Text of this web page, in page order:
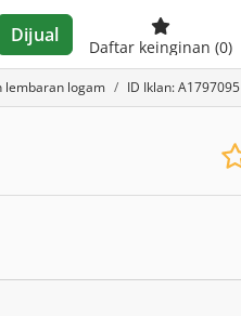
Dijual
Daftar keinginan (0)
lembaran logam ID Iklan: A1797095